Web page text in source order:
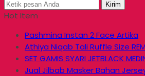
Kirim
Hot Item
Pashmina Instan 2 Face Artika
Athiya Niqab Tali Ruffle Size
SET GAMIS SYARI JETBLACK
Jual Jilbab Masker Bahan